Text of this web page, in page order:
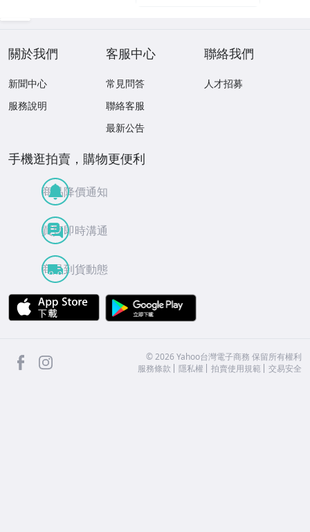
關於我們
新聞中心
服務說明
客服中心
常見問答
聯絡客服
最新公告
聯絡我們
人才招募
手機逛拍賣，購物更便利
商品降價通知
買賣即時溝通
商品到貨動態
APP Store
facebook ©2026 Yahoo台灣電子商務 保留所有權利
服務條款
隱私權 拍賣使用規範 交易安全